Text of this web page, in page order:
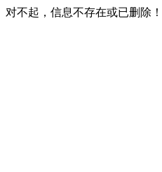
对不起，信息不存在或已删除！